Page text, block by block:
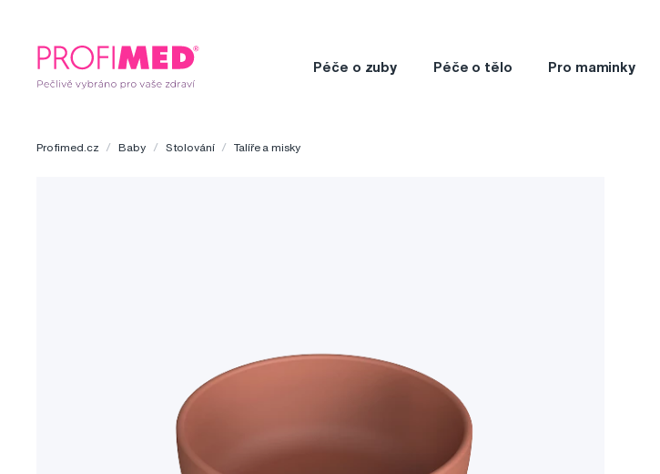
Péče o zuby Péče o tělo Pro maminky
Profimed.cz Baby Stolování Talíře a misky